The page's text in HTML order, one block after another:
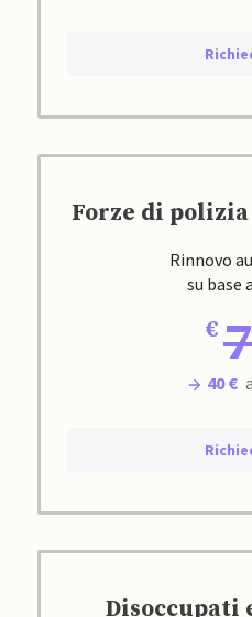
Forze di
Rinnovo
su base
40 €
Disoccupati